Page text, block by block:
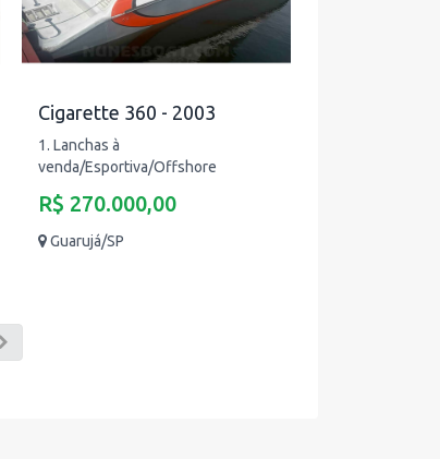
Cigarette 360 - 2003
1. Lanchas à
venda/Esportiva/Offshore
R$ 270.000,00
Guarujá/SP